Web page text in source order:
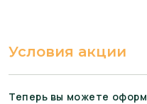
Условия акции
Теперь вы можете